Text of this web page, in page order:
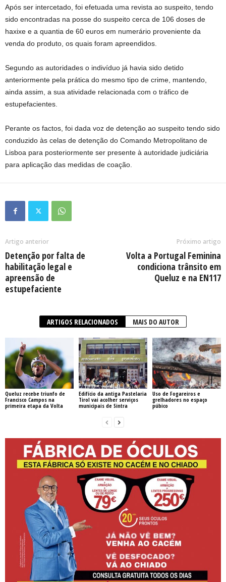
Após ser intercetado, foi efetuada uma revista ao suspeito, tendo
sido encontradas na posse do suspeito cerca de 106 doses de
haxixe e a quantia de 60 euros em numerário proveniente da
venda do produto, os quais foram apreendidos.
Segundo as autoridades o indivíduo já havia sido detido
anteriormente pela prática do mesmo tipo de crime, mantendo,
ainda assim, a sua atividade relacionada com o tráfico de
estupefacientes.
Perante os factos, foi dada voz de detenção ao suspeito tendo sido
conduzido às celas de detenção do Comando Metropolitano de
Lisboa para posteriormente ser presente à autoridade judiciária
para aplicação das medidas de coação.
Artigo anterior
Detenção por falta de
habilitação legal e
apreensão de
estupefaciente
Próximo artigo
Volta a Portugal Feminina
condiciona trânsito em
Queluz e na EN117
ARTIGOS RELACIONADOS MAIS DO AUTOR
Queluz recebe triunfo de
Francisco Campos na
primeira etapa da Volta
Edifício da antiga Pastelaria
Tirol vai acolher serviços
municipais de Sintra
Uso de Fogareiros e
grelhadores no espaço
púbico